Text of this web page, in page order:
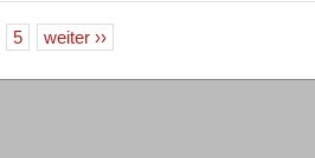
5 weiter ››